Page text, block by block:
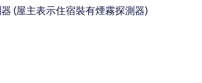
(屋主表示住宿裝有煙霧探測器)